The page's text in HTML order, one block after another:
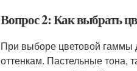
Вопрос 2: Как выбрать
При выборе цветовой гаммы
оттенкам. Пастельные тона,